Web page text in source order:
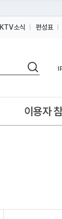
KTV소식 편성표
검색
이용자